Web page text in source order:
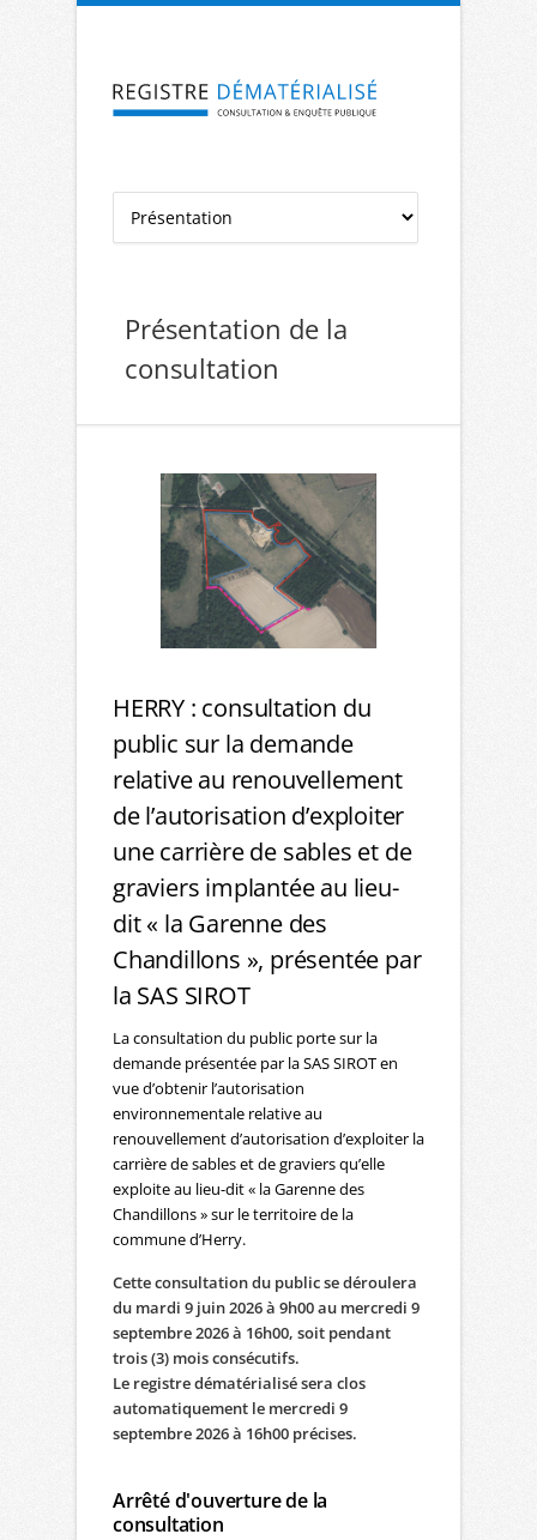
Aller à la navigation Aller au contenu
Présentation de la
consultation
HERRY : consultation du
public sur la demande
relative au renouvellement
de l’autorisation d’exploiter
une carrière de sables et de
graviers implantée au lieu-
dit « la Garenne des
Chandillons », présentée par
la SAS SIROT
La consultation du public porte sur la
demande présentée par la SAS SIROT en
vue d’obtenir l’autorisation
environnementale relative au
renouvellement d’autorisation d’exploiter la
carrière de sables et de graviers qu’elle
exploite au lieu-dit « la Garenne des
Chandillons » sur le territoire de la
commune d’Herry.
Cette consultation du public se déroulera
du mardi 9 juin 2026 à 9h00 au mercredi 9
septembre 2026 à 16h00, soit pendant
trois (3) mois consécutifs.
Le registre dématérialisé sera clos
automatiquement le mercredi 9
septembre 2026 à 16h00 précises.
Arrêté d'ouverture de la
consultation